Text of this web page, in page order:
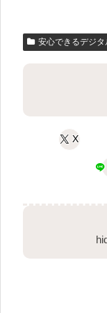
安心できるデジタ
X